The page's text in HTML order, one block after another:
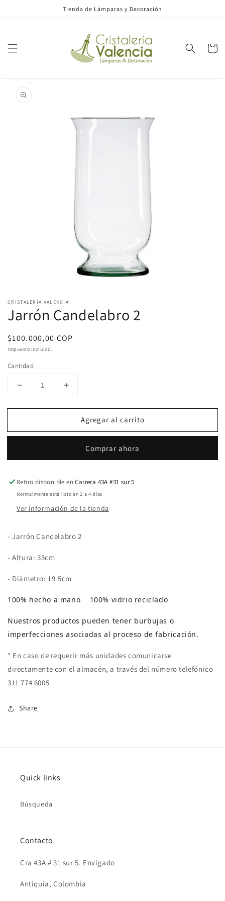
Tienda de Lámparas y Decoración
Carrito
a la
información
elemento
multimedia
en
ventana
CRISTALERÍA VALENCIA
Jarrón Candelabro 2
Precio
habitual
$100.000,00 COP
Impuesto incluido.
Cantidad
Reducir
para
Candelabro
Aumentar
para
Jarrón
Candelabro
Agregar al carrito
Comprar ahora
Retiro disponible enCarrera 43A #31 sur 5
Normalmente está listo en 2 a 4 días
Ver información de la tienda
- Jarrón Candelabro 2
- Altura: 35cm
- Diámetro: 19.5cm
100% hecho a mano 100% vidrio reciclado
Nuestros productos pueden tener burbujas o
imperfecciones asociadas al proceso de fabricación.
* En caso de requerir más unidades comunicarse
directamente con el almacén, a través del número telefónico
311 774 6005
Share
Quick links
Búsqueda
Contacto
Cra 43A # 31 sur 5. Envigado
Antiquia, Colombia